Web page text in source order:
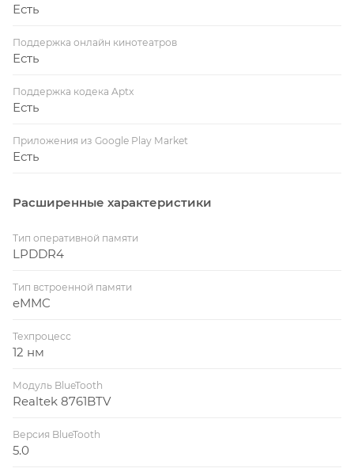
Есть
Поддержка онлайн кинотеатров
Есть
Поддержка кодека Aptx
Есть
Приложения из Google Play Market
Есть
Расширенные характеристики
Тип оперативной памяти
LPDDR4
Тип встроенной памяти
eMMC
Техпроцесс
12 нм
Модуль BlueTooth
Realtek 8761BTV
Версия BlueTooth
5.0